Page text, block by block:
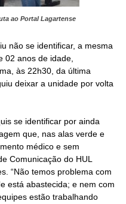
ao Portal Lagartense
não se identificar, a mesma
02 anos de idade,
às 22h30, da última
deixar a unidade por volta
se identificar por ainda
que, nas alas verde e
médico e sem
Comunicação do HUL
“Não temos problema com
está abastecida; e nem com
estão trabalhando